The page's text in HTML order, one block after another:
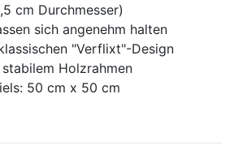
cm Durchmesser)
sich angenehm halten
"Verflixt"-Design
Holzrahmen
50 cm x 50 cm